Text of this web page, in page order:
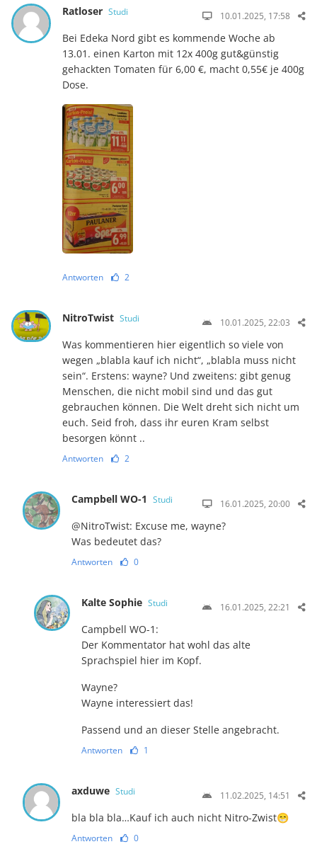
Ratloser Studi 10.01.2025, 17:58
Bei Edeka Nord gibt es kommende Woche ab
13.01. einen Karton mit 12x 400g gut&günstig
gehackten Tomaten für 6,00 €, macht 0,55€ je 400g
Dose.
Antworten 2
NitroTwist Studi 10.01.2025, 22:03
Was kommentieren hier eigentlich so viele von
wegen „blabla kauf ich nicht“, „blabla muss nicht
sein“. Erstens: wayne? Und zweitens: gibt genug
Menschen, die nicht mobil sind und das gut
gebrauchen können. Die Welt dreht sich nicht um
euch. Seid froh, dass ihr euren Kram selbst
besorgen könnt ..
Antworten 2
Campbell WO-1 Studi 16.01.2025, 20:00
@NitroTwist: Excuse me, wayne?
Was bedeutet das?
Antworten 0
Kalte Sophie Studi 16.01.2025, 22:21
​C​a​m​p​b​e​l​l​ ​W​O​-​1​:
Der Kommentator hat wohl das alte
Sprachspiel hier im Kopf.
Wayne?
Wayne interessiert das!
Passend und an dieser Stelle angebracht.
Antworten 1
axduwe Studi 11.02.2025, 14:51
bla bla bla…Kauf ich auch nicht Nitro-Zwist😁
Antworten 0